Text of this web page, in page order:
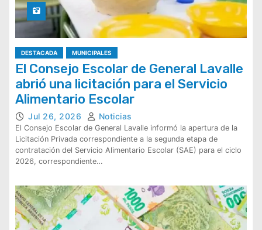
DESTACADA MUNICIPALES
El Consejo Escolar de General Lavalle
abrió una licitación para el Servicio
Alimentario Escolar
Jul 26, 2026 Noticias
El Consejo Escolar de General Lavalle informó la apertura de la
Licitación Privada correspondiente a la segunda etapa de
contratación del Servicio Alimentario Escolar (SAE) para el ciclo
2026, correspondiente…